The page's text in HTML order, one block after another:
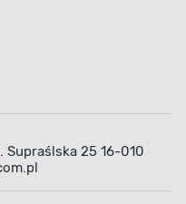
25 16-010